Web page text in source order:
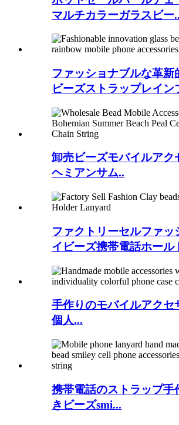
マルチカラーガラスビー
ファッショナブルな革新
ビーズストラップレイン
卸売ビーズモバイルアク
ヘミアンサム..
ファクトリーセルファッ
イビーズ携帯電話ホール
手作りのモバイルアクセ
個人...
携帯電話のストラップ手
きビーズsmi...